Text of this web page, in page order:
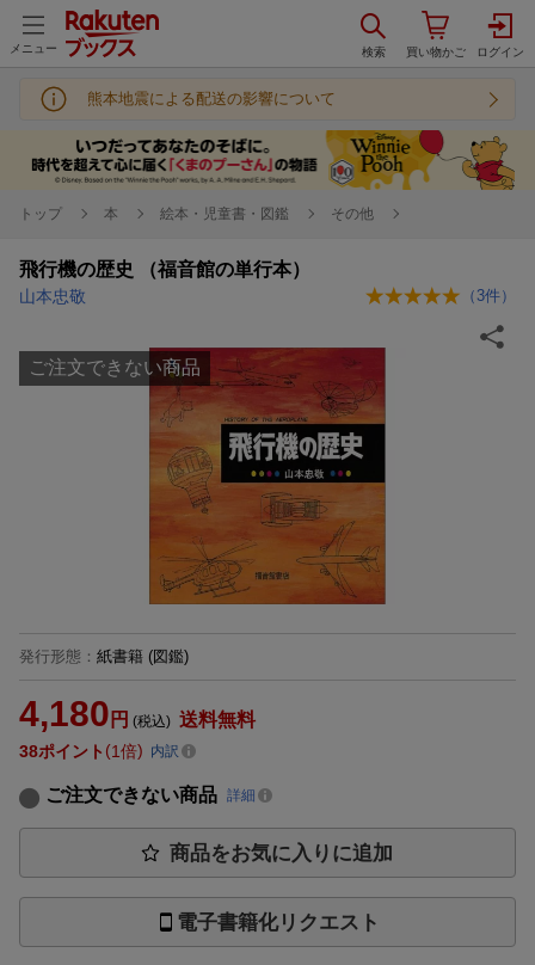
メニュー
熊本地震による配送の影響について
トップ 本 絵本・児童書・図鑑 その他
飛行機の歴史 （福音館の単行本）
山本忠敬 （ 3件）
ご注文できない商品
発行形態 ： 紙書籍 (図鑑)
4,180 円 (税込) 送料無料
38ポイント 1倍 内訳
ご注文できない商品 詳細
商品をお気に入りに追加
電子書籍化リクエスト